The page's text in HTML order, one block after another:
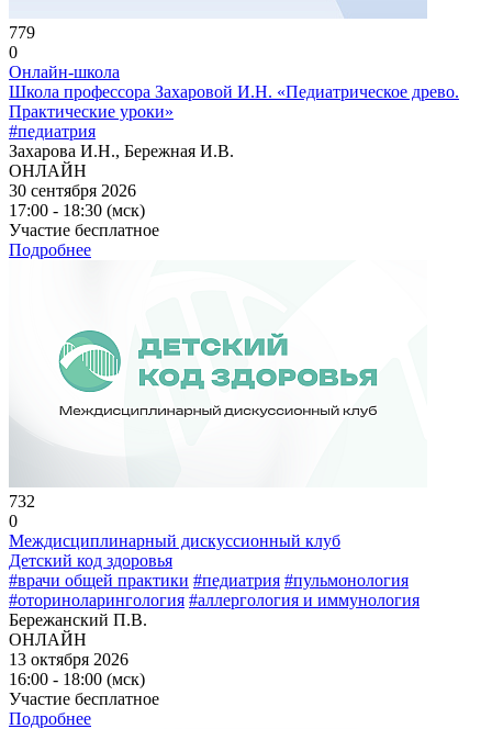
779
0
Онлайн-школа
Школа профессора Захаровой И.Н. «Педиатрическое древо.
Практические уроки»
#педиатрия
Захарова И.Н., Бережная И.В.
ОНЛАЙН
30 сентября 2026
17:00 - 18:30 (мск)
Участие бесплатное
Подробнее
732
0
Междисциплинарный дискуссионный клуб
Детский код здоровья
#врачи общей практики #педиатрия #пульмонология
#оториноларингология #аллергология и иммунология
Бережанский П.В.
ОНЛАЙН
13 октября 2026
16:00 - 18:00 (мск)
Участие бесплатное
Подробнее